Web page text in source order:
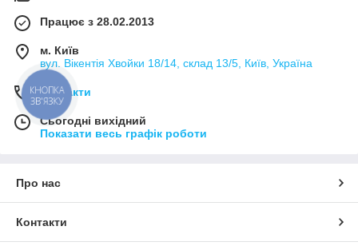
Працює з 28.02.2013
м. Київ
вул. Вікентія Хвойки 18/14, склад 13/5, Київ, Україна
Контакти
Сьогодні вихідний
Показати весь графік роботи
Про нас
Контакти
КНОПКА
ЗВ'ЯЗКУ